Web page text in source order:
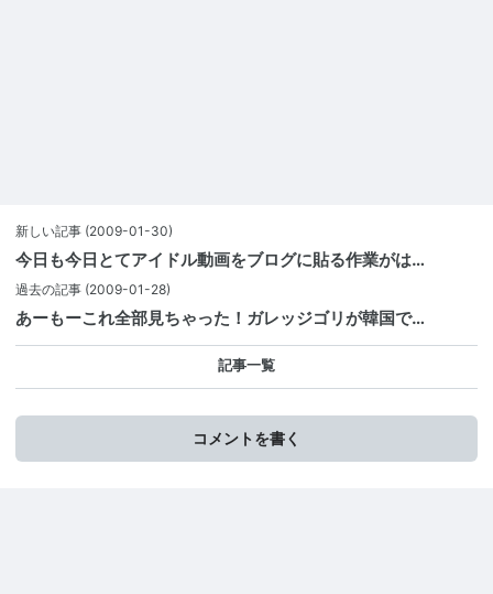
新しい記事 (2009-01-30)
今日も今日とてアイドル動画をブログに貼る作業がは…
過去の記事 (2009-01-28)
あーもーこれ全部見ちゃった！ガレッジゴリが韓国で…
記事一覧
コメントを書く